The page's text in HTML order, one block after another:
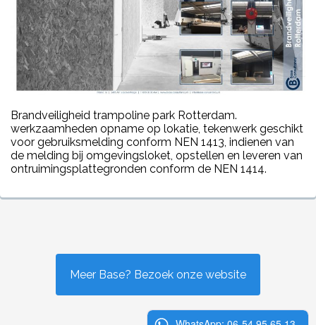
Brandveiligheid trampoline park Rotterdam.
werkzaamheden opname op lokatie, tekenwerk geschikt
voor gebruiksmelding conform NEN 1413, indienen van
de melding bij omgevingsloket, opstellen en leveren van
ontruimingsplattegronden conform de NEN 1414.
Meer Base? Bezoek onze website